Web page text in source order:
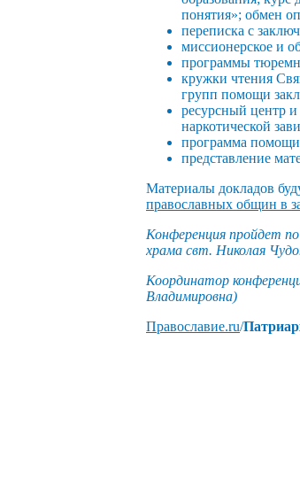
понятия»; обмен
переписка с
миссионерское и
программы
кружки чтения
групп помощи
ресурсный центр
наркотической
программа
представление
Материалы докладов
православных общин в
Конференция пройдет
храма свт. Николая
Координатор
Владимировна)
Православие.ru/